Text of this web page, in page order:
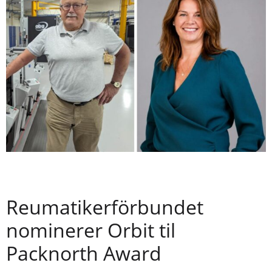
Reumatikerförbundet
nominerer Orbit til
Packnorth Award